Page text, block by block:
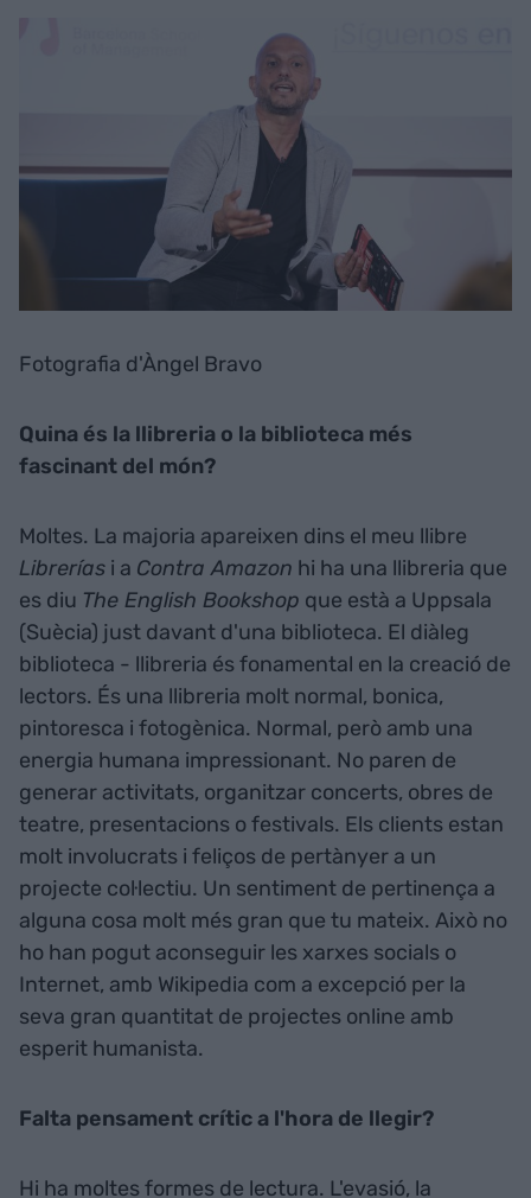
Fotografia d'Àngel Bravo
Quina és la llibreria o la biblioteca més
fascinant del món?
Moltes. La majoria apareixen dins el meu llibre
Librerías i a Contra Amazon hi ha una llibreria que
es diu The English Bookshop que està a Uppsala
(Suècia) just davant d'una biblioteca. El diàleg
biblioteca - llibreria és fonamental en la creació de
lectors. És una llibreria molt normal, bonica,
pintoresca i fotogènica. Normal, però amb una
energia humana impressionant. No paren de
generar activitats, organitzar concerts, obres de
teatre, presentacions o festivals. Els clients estan
molt involucrats i feliços de pertànyer a un
projecte col·lectiu. Un sentiment de pertinença a
alguna cosa molt més gran que tu mateix. Això no
ho han pogut aconseguir les xarxes socials o
Internet, amb Wikipedia com a excepció per la
seva gran quantitat de projectes online amb
esperit humanista.
Falta pensament crític a l'hora de llegir?
Hi ha moltes formes de lectura. L'evasió, la